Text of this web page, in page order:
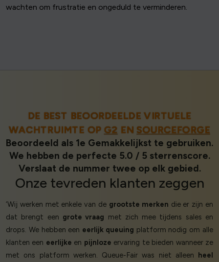
wachten om frustratie en ongeduld te verminderen.
DE BEST BEOORDEELDE VIRTUELE
WACHTRUIMTE OP G2 EN SOURCEFORGE
Beoordeeld als 1e Gemakkelijkst te gebruiken.
We hebben de perfecte 5.0 / 5 sterrenscore.
Verslaat de nummer twee op elk gebied.
Onze tevreden klanten zeggen
‘Wij werken met enkele van de grootste merken die er zijn en
dat brengt een grote vraag met zich mee tijdens sales en
drops. We hebben een eerlijk queuing platform nodig om alle
klanten een eerlijke en pijnloze ervaring te bieden wanneer ze
met ons platform werken. Queue-Fair was niet alleen
heel